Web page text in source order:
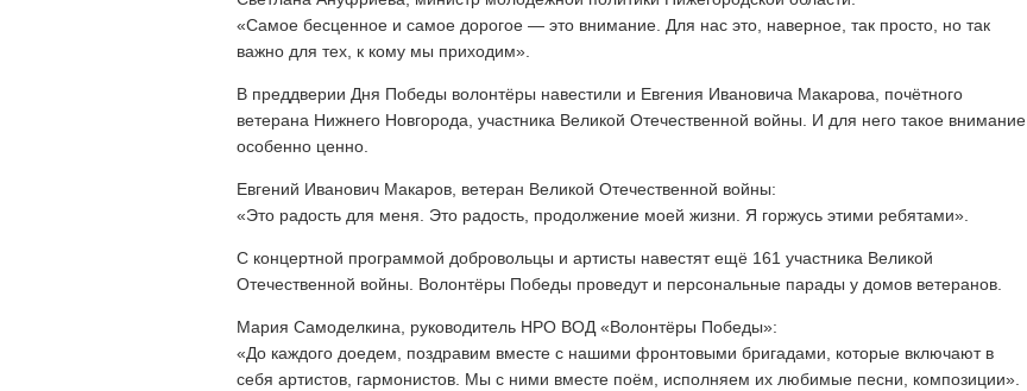
«Самое бесценное и самое дорогое — это внимание. Для нас это, наверное, так просто, но так
важно для тех, к кому мы приходим».
В преддверии Дня Победы волонтёры навестили и Евгения Ивановича Макарова, почётного
ветерана Нижнего Новгорода, участника Великой Отечественной войны. И для него такое внимание
особенно ценно.
Евгений Иванович Макаров, ветеран Великой Отечественной войны:
«Это радость для меня. Это радость, продолжение моей жизни. Я горжусь этими ребятами».
С концертной программой добровольцы и артисты навестят ещё 161 участника Великой
Отечественной войны. Волонтёры Победы проведут и персональные парады у домов ветеранов.
Мария Самоделкина, руководитель НРО ВОД «Волонтёры Победы»:
«До каждого доедем, поздравим вместе с нашими фронтовыми бригадами, которые включают в
себя артистов, гармонистов. Мы с ними вместе поём, исполняем их любимые песни, композиции».